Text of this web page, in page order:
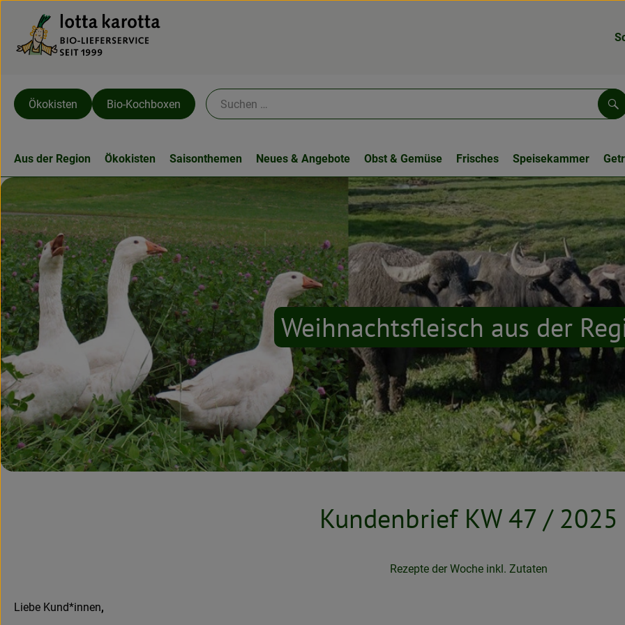
Ökokisten Bio-Kochboxen
Aus der Region Ökokisten Saisonthemen Neues & Angebote Obst & Gemüse Frisches Speisekammer
Weihnachtsfleisch aus der
Kundenbrief KW 47 / 2025
Rezepte der Woche inkl. Zutaten
Liebe Kund*innen,